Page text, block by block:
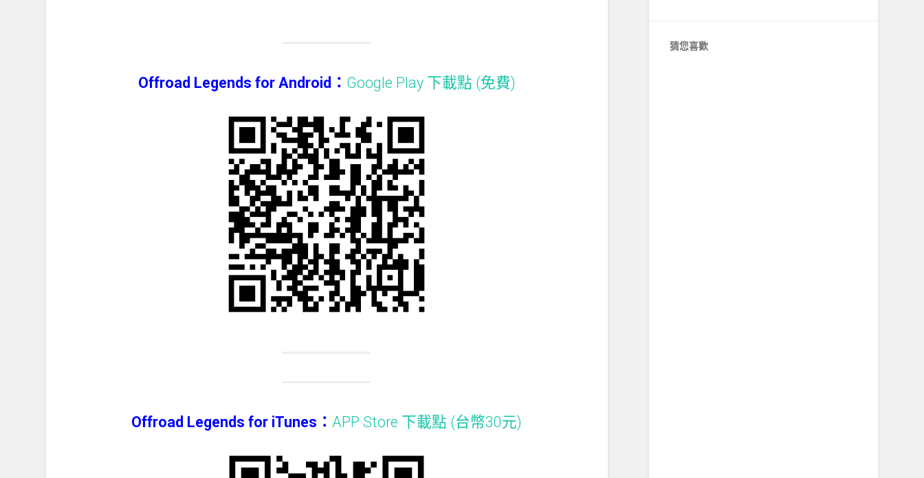
Offroad Legends for Android： Google Play 下載點 (免費)
Offroad Legends for iTunes： APP Store 下載點 (台幣30元)
猜您喜歡